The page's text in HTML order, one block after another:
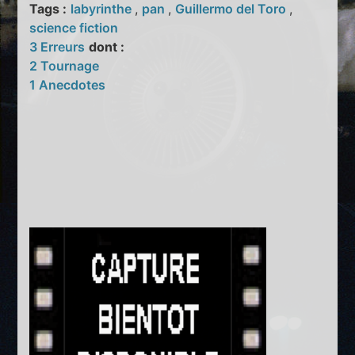
Tags : labyrinthe , pan , Guillermo del Toro ,
science fiction
3 Erreurs dont :
2 Tournage
1 Anecdotes